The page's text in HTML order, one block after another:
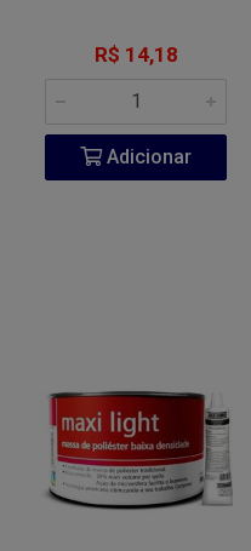
R$ 14,18
Adicionar